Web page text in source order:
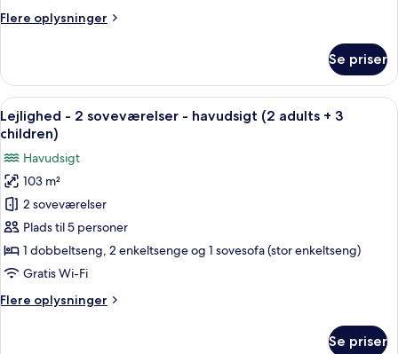
(2
2
children)
Flere oplysninger
Flere
-
soveværelser
-
havudsigt
(2
aduts
+
2
children)
Se priser
Indlæs
alle
billeder
af
Lejlighed
-
2
soveværelser
-
(2
2 soveværelser, pengeskab på
10
Lejlighed - 2 soveværelser - havudsigt (2 adults + 3
children)
Havudsigt
103 m²
2 soveværelser
Plads til 5 personer
1 dobbeltseng, 2 enkeltsenge og 1 sovesofa (stor enkeltseng)
Gratis Wi-Fi
Flere oplysninger
Flere
Se priser